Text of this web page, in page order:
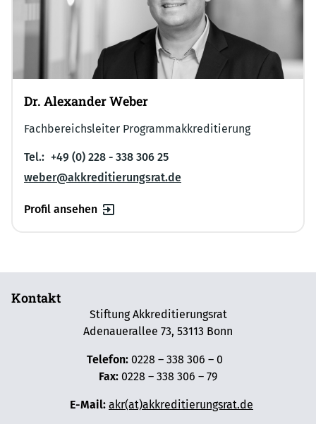
Dr. Alexander Weber
Fachbereichsleiter Programmakkreditierung
Tel.: +49 (0) 228 - 338 306 25
weber@akkreditierungsrat.de
Profil ansehen
Kontakt
Stiftung Akkreditierungsrat
Adenauerallee 73, 53113 Bonn
Telefon:0228 – 338 306 – 0
Fax: 0228 – 338 306 – 79
E-Mail: akr(at)akkreditierungsrat.de